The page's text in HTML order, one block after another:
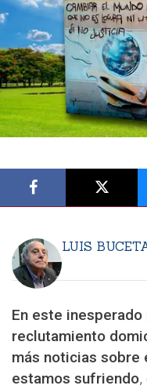
LUIS
En este
reclutamiento
más noticias sobre
estamos sufriendo,